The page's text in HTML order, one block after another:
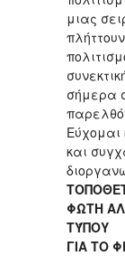
μιας
σήμερα
Εύχομαι
και
ΦΩΤΗ
ΤΎΠΟΥ
ΓΙΑ ΤΟ